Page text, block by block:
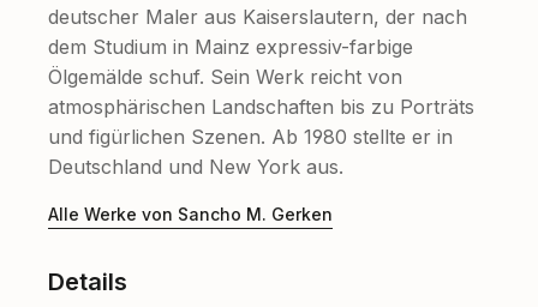
deutscher Maler aus Kaiserslautern, der nach
dem Studium in Mainz expressiv-farbige
Ölgemälde schuf. Sein Werk reicht von
atmosphärischen Landschaften bis zu Porträts
und figürlichen Szenen. Ab 1980 stellte er in
Deutschland und New York aus.
Alle Werke von Sancho M. Gerken
Details